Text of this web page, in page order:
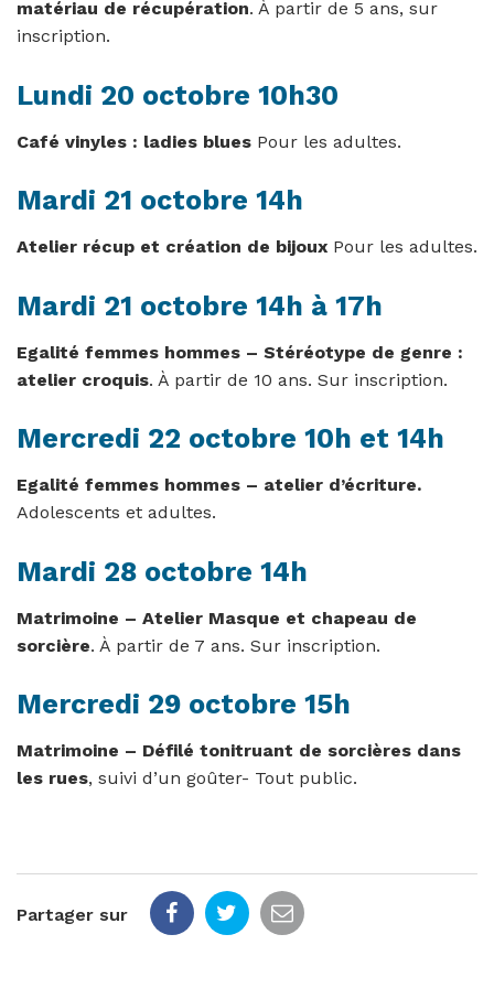
matériau de récupération. À partir de 5 ans, sur
inscription.
Lundi 20 octobre 10h30
Café vinyles : ladies blues Pour les adultes.
Mardi 21 octobre 14h
Atelier récup et création de bijoux Pour les adultes.
Mardi 21 octobre 14h à 17h
Egalité femmes hommes – Stéréotype de genre :
atelier croquis. À partir de 10 ans. Sur inscription.
Mercredi 22 octobre 10h et 14h
Egalité femmes hommes – atelier d’écriture.
Adolescents et adultes.
Mardi 28 octobre 14h
Matrimoine – Atelier Masque et chapeau de
sorcière. À partir de 7 ans. Sur inscription.
Mercredi 29 octobre 15h
Matrimoine – Défilé tonitruant de sorcières dans
les rues, suivi d’un goûter- Tout public.
Partager sur